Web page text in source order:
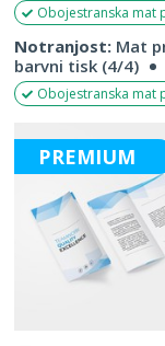
Obojestranska mat
Notranjost: Mat
barvni tisk (4/4)
Obojestranska mat
PREMIUM